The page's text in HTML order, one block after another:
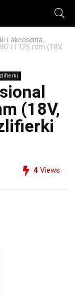
i akcesoria,
125 mm (18V,
(18V,
4 Views